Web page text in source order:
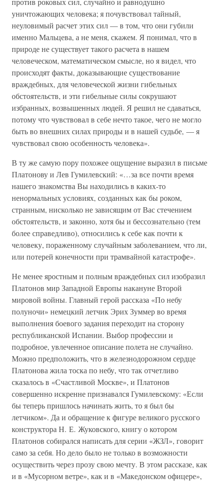
уничтожающих человека; я почувствовал тайный,
неуловимый расчет этих сил — в том, что они губили
именно Мальцева, а не меня, скажем. Я понимал, что в
природе не существует такого расчета в нашем
человеческом, математическом смысле, но я видел, что
происходят факты, доказывающие существование
враждебных, для человеческой жизни гибельных
обстоятельств, и эти гибельные силы сокрушают
избранных, возвышенных людей. Я решил не сдаваться,
потому что чувствовал в себе нечто такое, чего не могло
быть во внешних силах природы и в нашей судьбе, — я
чувствовал свою особенность человека».
В ту же самую пору похожее ощущение выразил в письме
Платонову и Лев Гумилевский: «…за все почти время
нашего знакомства Вы находились в каких-то
ненормальных условиях, созданных как бы роком,
странным, нисколько не зависящим от Вас стечением
обстоятельств, и законно, хотя бы и бессознательно (тем
более справедливо), относились к себе как почти к
человеку, пораженному случайным заболеванием, что ли,
или потерей конечности при трамвайной катастрофе».
Не менее яростным и полным враждебных сил изобразил
Платонов мир Западной Европы накануне Второй
мировой войны. Главный герой рассказа «По небу
полуночи» немецкий летчик Эрих Зуммер во время
выполнения боевого задания переходит на сторону
республиканской Испании. Выбор профессии и
подробное, увлеченное описание полета не случайно.
Можно предположить, что в железнодорожном сердце
Платонова жила тоска по небу, что так отчетливо
сказалось в «Счастливой Москве», и Платонов
совершенно искренне признавался Гумилевскому: «Если
бы теперь пришлось начинать жить, то я был бы
летчиком». Да и обращение к фигуре великого русского
конструктора Н. Е. Жуковского, книгу о котором
Платонов собирался написать для серии «ЖЗЛ», говорит
само за себя. Но дело было не только в возможности
осуществить через прозу свою мечту. В этом рассказе, как
и в «Мусорном ветре», как и в «Македонском офицере»,